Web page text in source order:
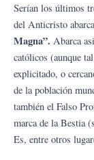
Serían los últimos
del Anticristo
Magna”. Abarca
católicos (aunque
explicitado, o
de la población
también el Falso
marca de la Bestia
Es, entre otros